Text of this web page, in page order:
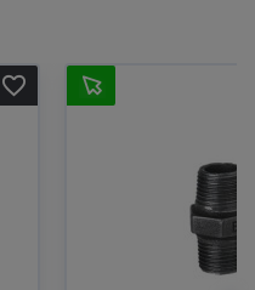
favorite_border